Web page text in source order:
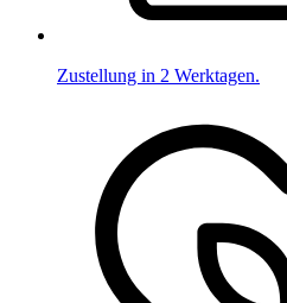
Zustellung in 2 Werktagen.